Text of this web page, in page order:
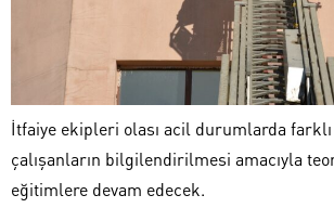
İtfaiye ekipleri olası acil durumlarda
çalışanların bilgilendirilmesi amacıyla
eğitimlere devam edecek.